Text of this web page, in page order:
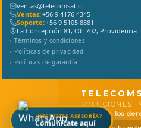
ventas@telecomsat.cl
Ventas:+56 9 4176 4345
Soporte:+56 9 5105 8881
La Concepción 81, Of. 702, Providencia
Términos y condiciones
Políticas de privacidad
Políticas de garantía
SOLUCIONES
© 2026Todos los
¿NECESITAS ASESORÍA?
Comunícate aquí